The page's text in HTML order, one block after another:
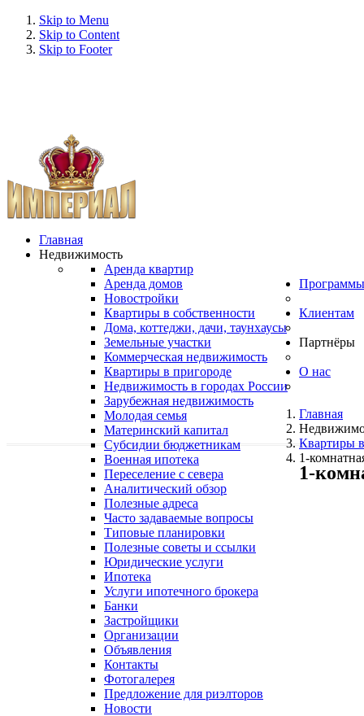
Skip to Menu
Skip to Content
Skip to Footer
Главная
Недвижимость
Аренда квартир
Аренда домов
Новостройки
Квартиры в собственности
Дома, коттеджи, дачи, таунхаусы
Земельные участки
Коммерческая недвижимость
Квартиры в пригороде
Недвижимость в городах России
Зарубежная недвижимость
Программы
Молодая семья
Материнский капитал
Субсидии бюджетникам
Военная ипотека
Переселение с севера
Клиентам
Аналитический обзор
Полезные адреса
Часто задаваемые вопросы
Типовые планировки
Полезные советы и ссылки
Юридические услуги
Ипотека
Услуги ипотечного брокера
Партнёры
Банки
Застройщики
Организации
О нас
Объявления
Контакты
Фотогалерея
Предложение для риэлторов
Новости
Главная
Квартиры
1-
1-